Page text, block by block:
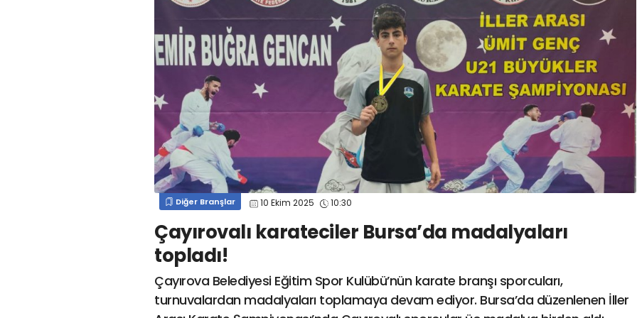
mert cengiz
engin koyun #
#kocaelispor #
mert
cengiz
#erdem övüç #gençlerbirliği
#eleke # lua lua #barış alıcı
#
metin diyadinspor41
#erdem övüç
#
kocaelispor
#kocaelispor
Diğer Branşlar 10 Ekim 2025 10:30
Çayırovalı karateciler Bursa’da madalyaları
topladı!
Çayırova Belediyesi Eğitim Spor Kulübü’nün karate branşı sporcuları,
turnuvalardan madalyaları toplamaya devam ediyor. Bursa’da düzenlenen İller